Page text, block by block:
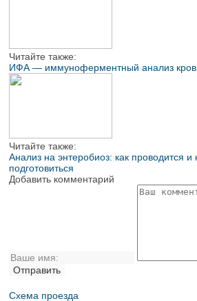
Читайте также:
ИФА — иммуноферментный анализ
Читайте также:
Анализ на энтеробиоз: как проводится и
подготовиться
Добавить комментарий
Схема проезда